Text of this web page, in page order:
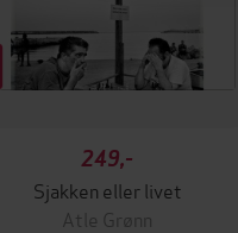
249,-
Sjakken eller livet
Atle Grønn